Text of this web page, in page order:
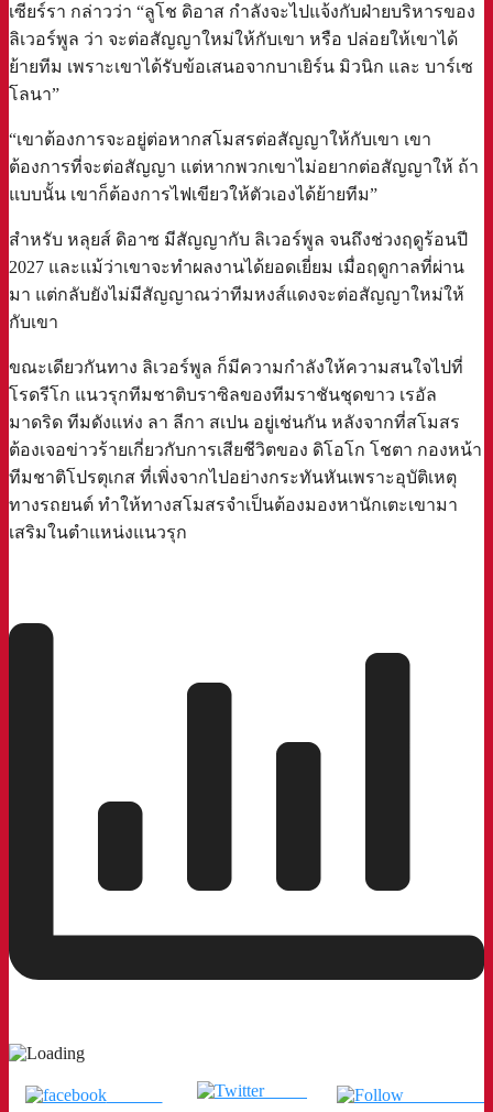
เซียร์รา กล่าวว่า “ลูโช ดิอาส กำลังจะไปแจ้งกับฝ่ายบริหารของ
ลิเวอร์พูล ว่า จะต่อสัญญาใหม่ให้กับเขา หรือ ปล่อยให้เขาได้
ย้ายทีม เพราะเขาได้รับข้อเสนอจากบาเยิร์น มิวนิก และ บาร์เซ
โลนา”
“เขาต้องการจะอยู่ต่อหากสโมสรต่อสัญญาให้กับเขา เขา
ต้องการที่จะต่อสัญญา แต่หากพวกเขาไม่อยากต่อสัญญาให้ ถ้า
แบบนั้น เขาก็ต้องการไฟเขียวให้ตัวเองได้ย้ายทีม”
สำหรับ หลุยส์ ดิอาซ มีสัญญากับ ลิเวอร์พูล จนถึงช่วงฤดูร้อนปี
2027 และแม้ว่าเขาจะทำผลงานได้ยอดเยี่ยม เมื่อฤดูกาลที่ผ่าน
มา แต่กลับยังไม่มีสัญญาณว่าทีมหงส์แดงจะต่อสัญญาใหม่ให้
กับเขา
ขณะเดียวกันทาง ลิเวอร์พูล ก็มีความกำลังให้ความสนใจไปที่
โรดรีโก แนวรุกทีมชาติบราซิลของทีมราชันชุดขาว เรอัล
มาดริด ทีมดังแห่ง ลา ลีกา สเปน อยู่เช่นกัน หลังจากที่สโมสร
ต้องเจอข่าวร้ายเกี่ยวกับการเสียชีวิตของ ดิโอโก โชตา กองหน้า
ทีมชาติโปรตุเกส ที่เพิ่งจากไปอย่างกระทันหันเพราะอุบัติเหตุ
ทางรถยนต์ ทำให้ทางสโมสรจำเป็นต้องมองหานักเตะเขามา
เสริมในตำแหน่งแนวรุก
แชร์บน
Tweet